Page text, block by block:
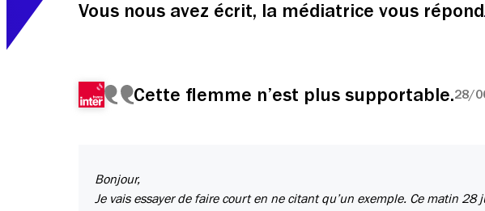
Vous nous avez écrit, la médiatrice vous répond
Cette flemme n’est plus supportable.28/
Bonjour,
Je vais essayer de faire court en ne citant qu’un exemple. Ce matin